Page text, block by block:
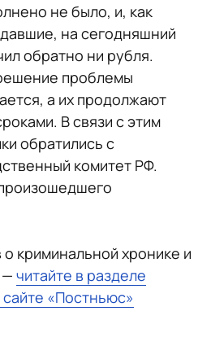
не было, и, как
на сегодняшний
обратно ни рубля.
проблемы
а их продолжают
В связи с этим
обратились с
комитет РФ.
криминальной хронике и
— читайте в разделе
«Постньюс»